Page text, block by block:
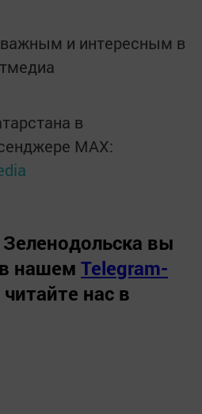
и интересным в
в
MАХ:
вы
нашем Telegram-
нас в